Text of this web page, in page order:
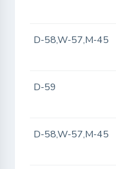
D-58,W-57,M-45
D-59
D-58,W-57,M-45